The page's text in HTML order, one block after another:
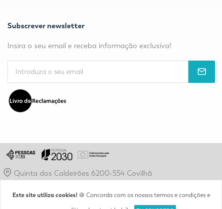
Subscrever newsletter
Insira o seu email e receba informação exclusiva!
Quinta dos Caldeirões 6200-554 Covilhã
Este site utiliza cookies!🍪 Concorda com os nossos termos e condições e